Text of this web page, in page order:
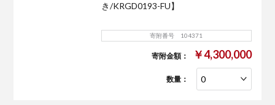
き/KRGD0193-FU】
寄附番号 104371
寄附金額： ￥4,300,000
数量：